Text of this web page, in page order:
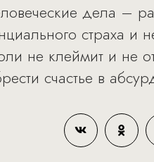
дела –
страха
не клеймит и не
счастье в